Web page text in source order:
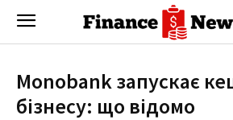
Monobank запускає
бізнесу: що відомо